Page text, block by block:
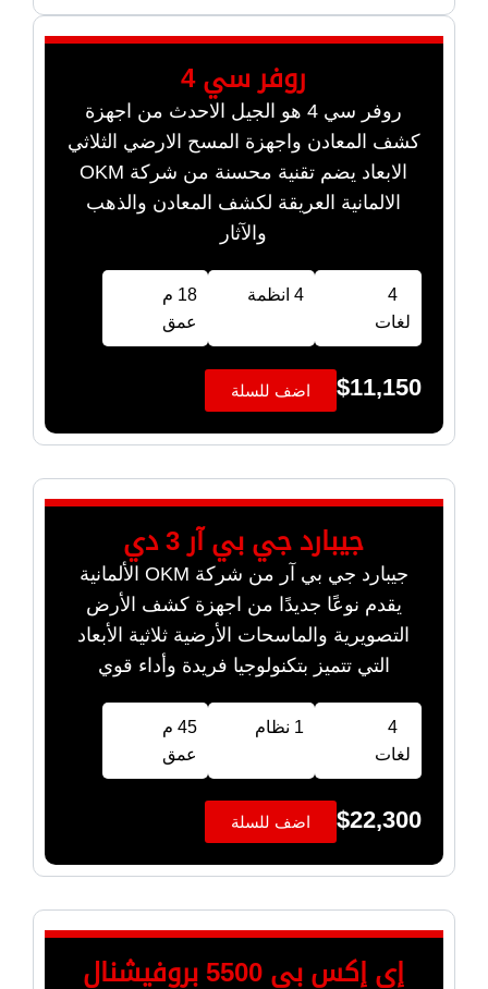
روفر سي 4
روفر سي 4 هو الجيل الاحدث من اجهزة
كشف المعادن واجهزة المسح الارضي الثلاثي
الابعاد يضم تقنية محسنة من شركة OKM
الالمانية العريقة لكشف المعادن والذهب
والآثار
4
لغات
4 انظمة
18 م
عمق
$11,150 اضف للسلة
جيبارد جي بي آر 3 دي
جيبارد جي بي آر من شركة OKM الألمانية
يقدم نوعًا جديدًا من اجهزة كشف الأرض
التصويرية والماسحات الأرضية ثلاثية الأبعاد
التي تتميز بتكنولوجيا فريدة وأداء قوي
4
لغات
1 نظام
45 م
عمق
$22,300 اضف للسلة
إي إكس بي 5500 بروفيشنال